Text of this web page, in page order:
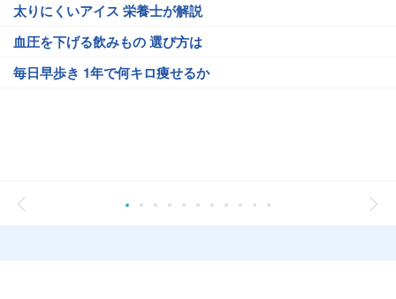
太りにくいアイス 栄養士が解説
血圧を下げる飲みもの 選び方は
毎日早歩き 1年で何キロ痩せるか